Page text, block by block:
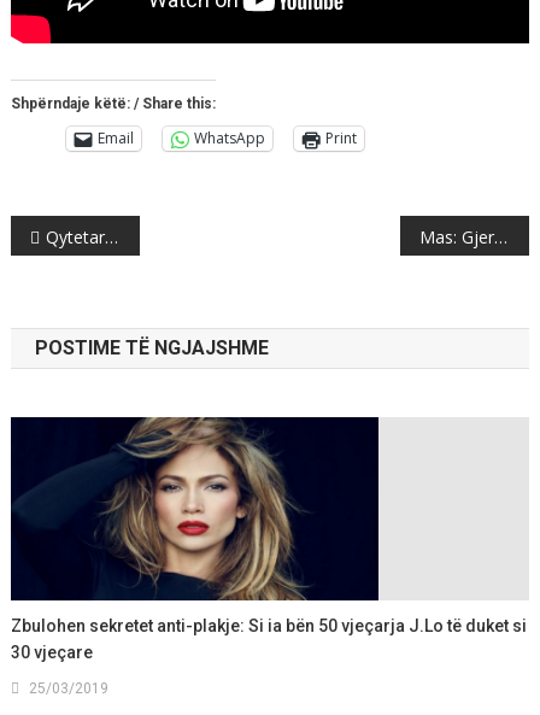
Shpërndaje këtë: / Share this:
Email WhatsApp Print
Post
navigation
Qytetarët fituan, “Jugohromi” filloi ndërtimin e filtrave Mas: Gjermania do të lobojë për anëtarësimin e Maqedonisë në BE dhe NATO
POSTIME TË NGJAJSHME
Zbulohen sekretet anti-plakje: Si ia bën 50 vjeçarja J.Lo të duket si
30 vjeçare
25/03/2019